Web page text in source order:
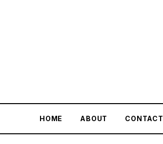
HOME ABOUT CONTACT